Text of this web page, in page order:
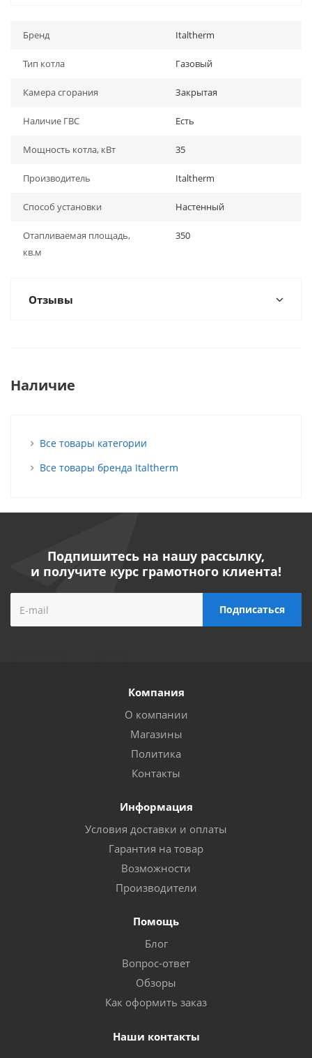
Бренд Italtherm
Тип котла Газовый
Камера сгорания Закрытая
Наличие ГВС Есть
Мощность котла, кВт 35
Производитель Italtherm
Способ установки Настенный
Отапливаемая площадь,
кв.м
350
Отзывы
Наличие
Все товары категории
Все товары бренда Italtherm
Подпишитесь на нашу рассылку,
и получите курс грамотного клиента!
Компания
О компании
Магазины
Политика
Контакты
Информация
Условия доставки и оплаты
Гарантия на товар
Возможности
Производители
Помощь
Блог
Вопрос-ответ
Обзоры
Как оформить заказ
Наши контакты